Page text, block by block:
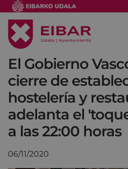
El Gobierno
cierre de
hostelería y
adelanta el
a las 22:00 horas
06/11/2020